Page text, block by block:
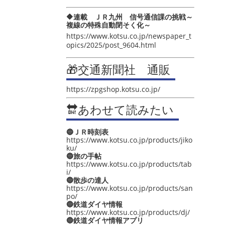
🔶連載 ＪＲ九州 信号通信課の挑戦～
複線の特殊自動閉そく化～
https://www.kotsu.co.jp/newspaper_t
opics/2025/post_9604.html
🎁交通新聞社 通販
https://zpgshop.kotsu.co.jp/
🔛あわせて読みたい
🔵ＪＲ時刻表
https://www.kotsu.co.jp/products/jiko
ku/
🔵旅の手帖
https://www.kotsu.co.jp/products/tab
i/
🔵散歩の達人
https://www.kotsu.co.jp/products/san
po/
🔵鉄道ダイヤ情報
https://www.kotsu.co.jp/products/dj/
🔵鉄道ダイヤ情報アプリ